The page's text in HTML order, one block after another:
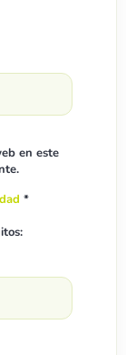
en este
*